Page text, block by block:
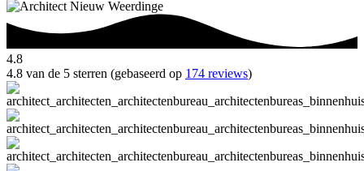
4.8
4.8 van de 5 sterren (gebaseerd op 174 reviews)